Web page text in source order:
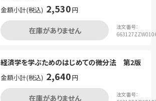
金額小計(税込) 2,530円
在庫がありません
注文番号：
経済学を学ぶためのはじめての微分法 第2版
金額小計(税込) 2,640円
在庫がありません
注文番号：